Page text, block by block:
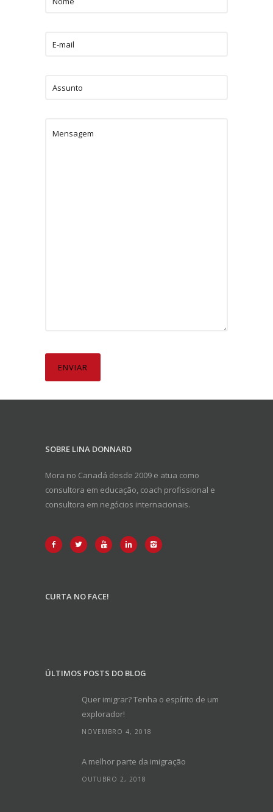
SOBRE LINA DONNARD
Mora no Canadá desde 2009 e atua como
consultora em educação, coach profissional e
consultora em negócios internacionais.
CURTA NO FACE!
ÚLTIMOS POSTS DO BLOG
Quer imigrar? Tenha o espírito de um
explorador!
NOVEMBRO 4, 2018
A melhor parte da imigração
OUTUBRO 2, 2018